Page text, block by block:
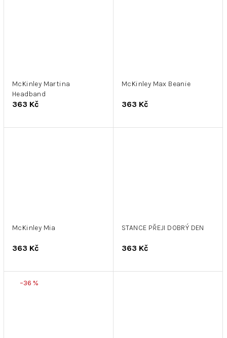
McKinley Martina
Headband
363 Kč
McKinley Max Beanie
363 Kč
McKinley Mia
363 Kč
STANCE PŘEJI DOBRÝ DEN
363 Kč
–36 %